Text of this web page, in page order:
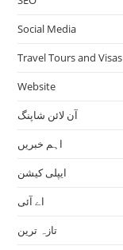
Social Media
Travel Tours and Visas
Website
آن لائن شاپنگ
اہم خبریں
ایپلی کیشن
اے آئی
تازہ ترین